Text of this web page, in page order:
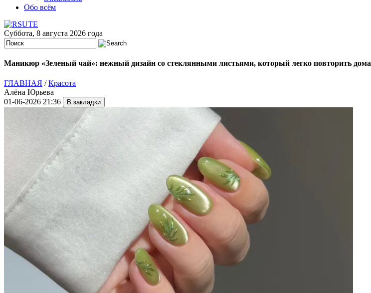
Обо всём
Суббота, 8 августа 2026 года
Маникюр «Зеленый чай»: нежный дизайн со стеклянными листьями, который легко повторить дома
ГЛАВНАЯ /Красота
Алёна Юрьева
01-06-2026 21:36